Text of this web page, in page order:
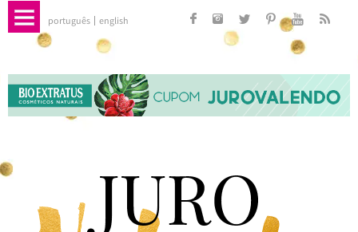
português english